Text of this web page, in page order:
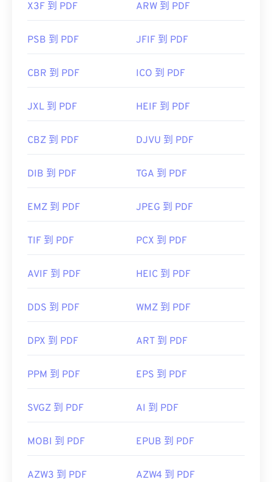
X3F 到 PDF ARW 到 PDF
PSB 到 PDF JFIF 到 PDF
CBR 到 PDF ICO 到 PDF
JXL 到 PDF HEIF 到 PDF
CBZ 到 PDF DJVU 到 PDF
DIB 到 PDF TGA 到 PDF
EMZ 到 PDF JPEG 到 PDF
TIF 到 PDF PCX 到 PDF
AVIF 到 PDF HEIC 到 PDF
DDS 到 PDF WMZ 到 PDF
DPX 到 PDF ART 到 PDF
PPM 到 PDF EPS 到 PDF
SVGZ 到 PDF AI 到 PDF
MOBI 到 PDF EPUB 到 PDF
AZW3 到 PDF AZW4 到 PDF